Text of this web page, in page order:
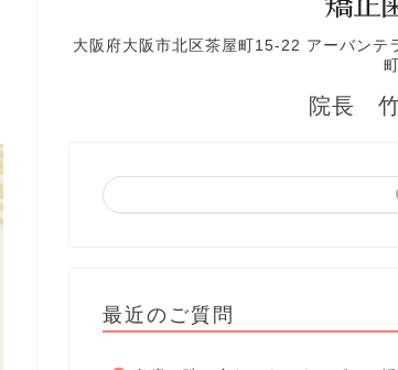
大阪府大阪市北区茶屋町15-22 アーバンテ
院長
最近のご質問